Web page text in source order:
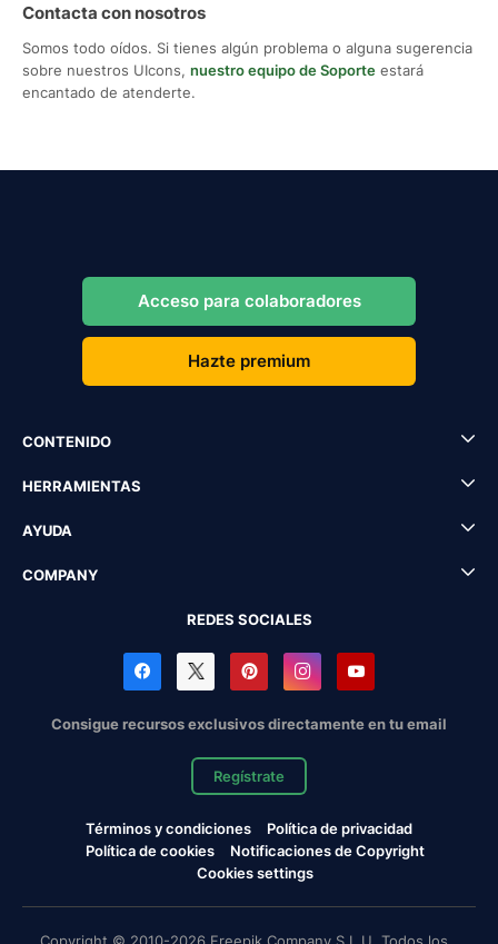
Contacta con nosotros
Somos todo oídos. Si tienes algún problema o alguna sugerencia
sobre nuestros UIcons, nuestro equipo de Soporte estará
encantado de atenderte.
Acceso para colaboradores
Hazte premium
CONTENIDO
HERRAMIENTAS
AYUDA
COMPANY
REDES SOCIALES
Consigue recursos exclusivos directamente en tu email
Regístrate
Términos y condiciones
Política de privacidad
Política de cookies
Notificaciones de Copyright
Cookies settings